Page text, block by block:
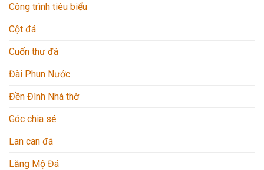
Công trình tiêu biểu
Cột đá
Cuốn thư đá
Đài Phun Nước
Đền Đình Nhà thờ
Góc chia sẻ
Lan can đá
Lăng Mộ Đá